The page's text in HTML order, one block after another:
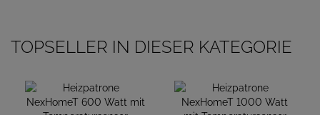
TOPSELLER IN DIESER KATEGORIE